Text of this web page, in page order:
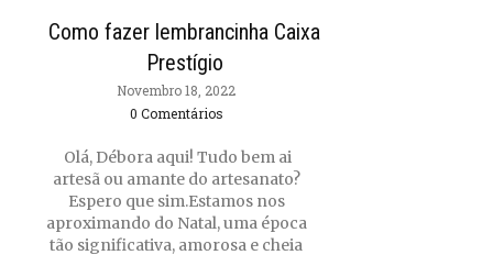
Como fazer lembrancinha Caixa
Prestígio
Novembro 18, 2022
0 Comentários
Olá, Débora aqui! Tudo bem ai
artesã ou amante do artesanato?
Espero que sim.Estamos nos
aproximando do Natal, uma época
tão significativa, amorosa e cheia